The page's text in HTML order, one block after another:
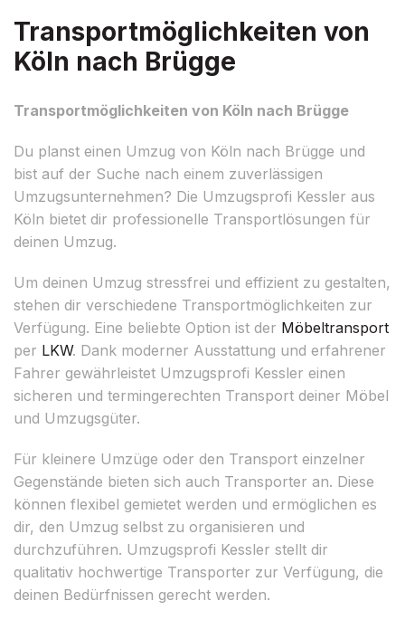
Transportmöglichkeiten von
Köln nach Brügge
Transportmöglichkeiten von Köln nach Brügge
Du planst einen Umzug von Köln nach Brügge und
bist auf der Suche nach einem zuverlässigen
Umzugsunternehmen? Die Umzugsprofi Kessler aus
Köln bietet dir professionelle Transportlösungen für
deinen Umzug.
Um deinen Umzug stressfrei und effizient zu gestalten,
stehen dir verschiedene Transportmöglichkeiten zur
Verfügung. Eine beliebte Option ist der Möbeltransport
per LKW. Dank moderner Ausstattung und erfahrener
Fahrer gewährleistet Umzugsprofi Kessler einen
sicheren und termingerechten Transport deiner Möbel
und Umzugsgüter.
Für kleinere Umzüge oder den Transport einzelner
Gegenstände bieten sich auch Transporter an. Diese
können flexibel gemietet werden und ermöglichen es
dir, den Umzug selbst zu organisieren und
durchzuführen. Umzugsprofi Kessler stellt dir
qualitativ hochwertige Transporter zur Verfügung, die
deinen Bedürfnissen gerecht werden.